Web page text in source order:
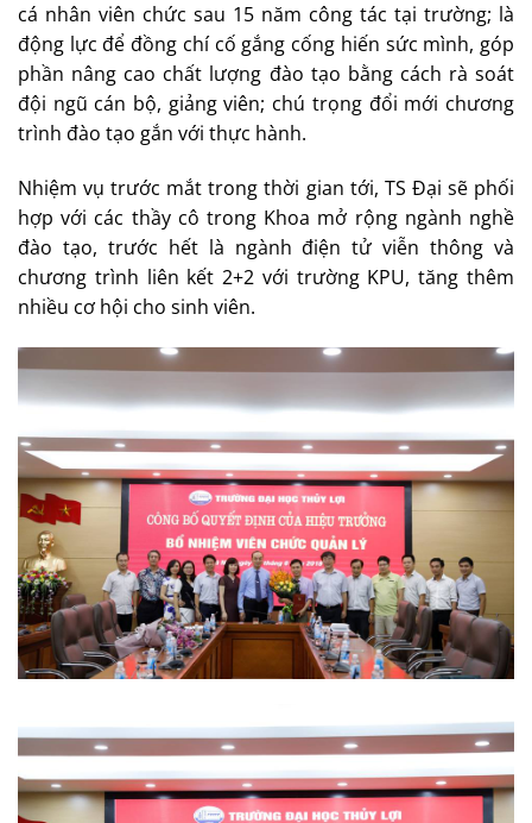
cá nhân viên chức sau 15 năm công tác tại trường; là
động lực để đồng chí cố gắng cống hiến sức mình, góp
phần nâng cao chất lượng đào tạo bằng cách rà soát
đội ngũ cán bộ, giảng viên; chú trọng đổi mới chương
trình đào tạo gắn với thực hành.
Nhiệm vụ trước mắt trong thời gian tới, TS Đại sẽ phối
hợp với các thầy cô trong Khoa mở rộng ngành nghề
đào tạo, trước hết là ngành điện tử viễn thông và
chương trình liên kết 2+2 với trường KPU, tăng thêm
nhiều cơ hội cho sinh viên.